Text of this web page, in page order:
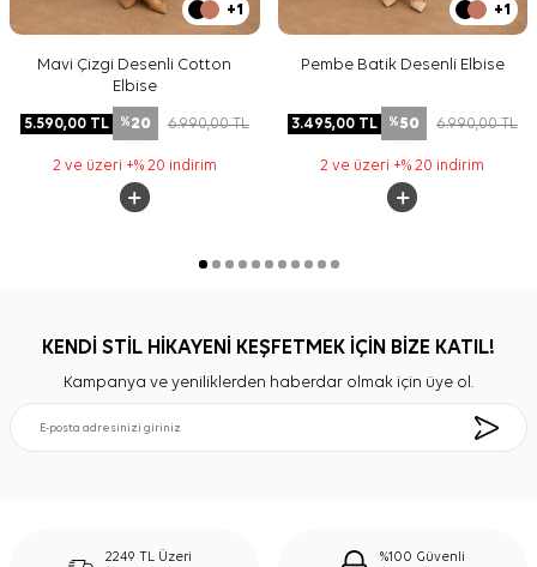
+1
Mavi Çizgi Desenli Cotton
Elbise
5.590,00TL %20 6.990,00TL
2 ve üzeri +% 20 indirim
+1
Pembe Batik Desenli Elbise
3.495,00TL %50 6.990,00TL
2 ve üzeri +% 20 indirim
KENDİ STİL HİKAYENİ KEŞFETMEK İÇİN BİZE KATIL!
Kampanya ve yeniliklerden haberdar olmak için üye ol.
2249 TL Üzeri
%100 Güvenli